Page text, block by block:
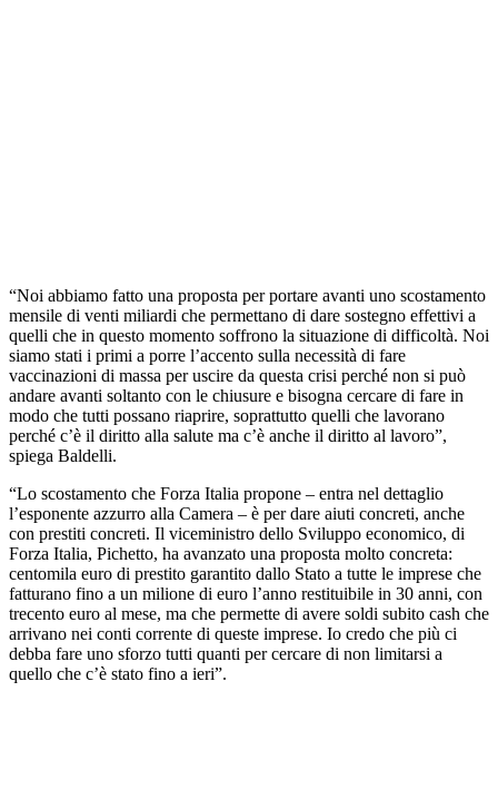
“Noi abbiamo fatto una proposta per portare avanti uno scostamento
mensile di venti miliardi che permettano di dare sostegno effettivi a
quelli che in questo momento soffrono la situazione di difficoltà. Noi
siamo stati i primi a porre l’accento sulla necessità di fare
vaccinazioni di massa per uscire da questa crisi perché non si può
andare avanti soltanto con le chiusure e bisogna cercare di fare in
modo che tutti possano riaprire, soprattutto quelli che lavorano
perché c’è il diritto alla salute ma c’è anche il diritto al lavoro”,
spiega Baldelli.
“Lo scostamento che Forza Italia propone – entra nel dettaglio
l’esponente azzurro alla Camera – è per dare aiuti concreti, anche
con prestiti concreti. Il viceministro dello Sviluppo economico, di
Forza Italia, Pichetto, ha avanzato una proposta molto concreta:
centomila euro di prestito garantito dallo Stato a tutte le imprese che
fatturano fino a un milione di euro l’anno restituibile in 30 anni, con
trecento euro al mese, ma che permette di avere soldi subito cash che
arrivano nei conti corrente di queste imprese. Io credo che più ci
debba fare uno sforzo tutti quanti per cercare di non limitarsi a
quello che c’è stato fino a ieri”.